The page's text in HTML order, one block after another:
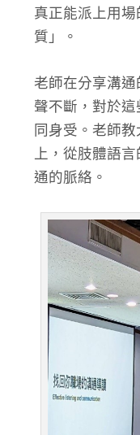
真正能派上用
質」。
老師在分享溝
聲不斷，對於
同身受。老師
上，從肢體語
通的脈絡。